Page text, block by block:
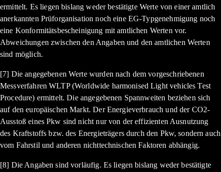
ermittelt. Es liegen bislang weder bestätigte Werte von einer amtlich
anerkannten Prüforganisation noch eine EG-Typgenehmigung noch
eine Konformitätsbescheinigung mit amtlichen Werten vor.
Abweichungen zwischen den Angaben und den amtlichen Werten
sind möglich.
[7] Die angegebenen Werte wurden nach dem vorgeschriebenen
Messverfahren WLTP (Worldwide harmonised Light vehicles Test
Procedure) ermittelt. Die angegebenen Spannweiten beziehen sich
auf den europäischen Markt. Der Energieverbrauch und der CO2-
Ausstoß eines Pkw sind nicht nur von der effizienten Ausnutzung
des Kraftstoffs bzw. des Energieträgers durch den Pkw, sondern auch
vom Fahrstil und anderen nichttechnischen Faktoren abhängig.
[8] Die Angaben sind vorläufig. Es liegen bislang weder bestätigte